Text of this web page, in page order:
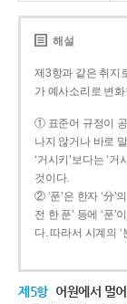
해설
제3항과 같은 취지
가 예사소리로 변
① 표준어 규정이
나지 않거나 바로
‘거시키’보다는 ‘
것이다.
② ‘푼’은 한자 ‘分’
전 한 푼’ 등에 ‘푼
다. 따라서 시계의 ‘
제5항 어원에서 멀